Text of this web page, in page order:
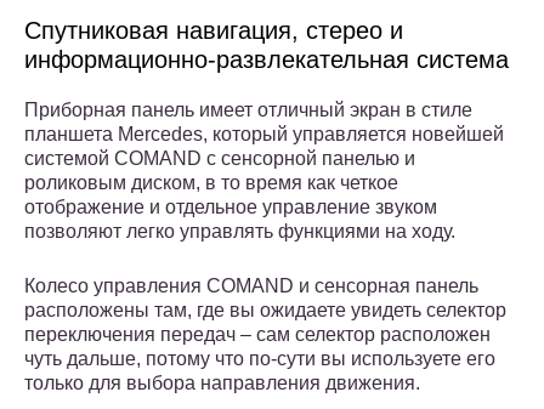
Спутниковая навигация, стерео и
информационно-развлекательная система
Приборная панель имеет отличный экран в стиле
планшета Mercedes, который управляется новейшей
системой COMAND с сенсорной панелью и
роликовым диском, в то время как четкое
отображение и отдельное управление звуком
позволяют легко управлять функциями на ходу.
Колесо управления COMAND и сенсорная панель
расположены там, где вы ожидаете увидеть селектор
переключения передач – сам селектор расположен
чуть дальше, потому что по-сути вы используете его
только для выбора направления движения.